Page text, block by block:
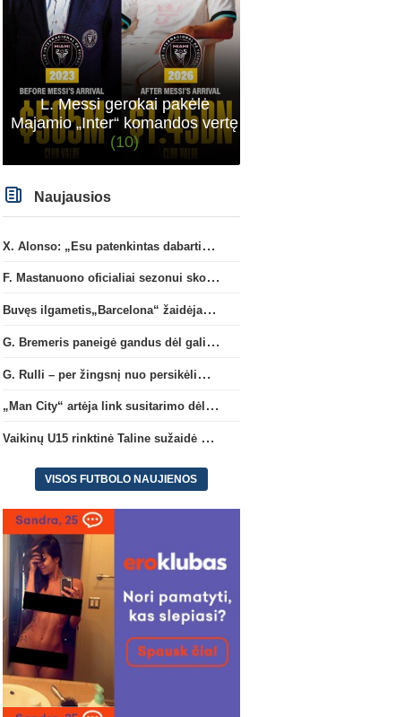
L. Messi gerokai pakėlė
Majamio „Inter“ komandos vertę
(10)
Naujausios
X. Alonso: „Esu patenkintas dabartiniais „Chelsea“ ekipos vartininkais“
F. Mastanuono oficialiai sezonui skolinamas „Fiorentina“ ekipai
Buvęs ilgametis„Barcelona“ žaidėjas S. Roberto artėja link persikėlimo į MLS
G. Bremeris paneigė gandus dėl galimo išvykimo iš „Juventus“ klubo
G. Rulli – per žingsnį nuo persikėlimo į „Manchester City“ klubą
„Man City“ artėja link susitarimo dėl marokiečio A. Bouaddi persikėlimo
Vaikinų U15 rinktinė Taline sužaidė pirmąsias kontrolines rungtynes
VISOS FUTBOLO NAUJIENOS